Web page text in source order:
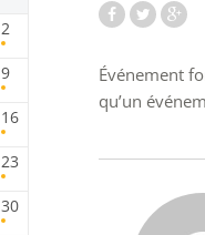
Événement
qu’un
2
9
16
23
30